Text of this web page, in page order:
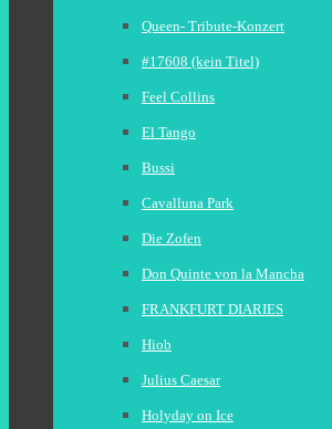
Queen- Tribute-Konzert
#17608 (kein Titel)
Feel Collins
El Tango
Bussi
Cavalluna Park
Die Zofen
Don Quinte von la Mancha
FRANKFURT DIARIES
Hiob
Julius Caesar
Holyday on Ice